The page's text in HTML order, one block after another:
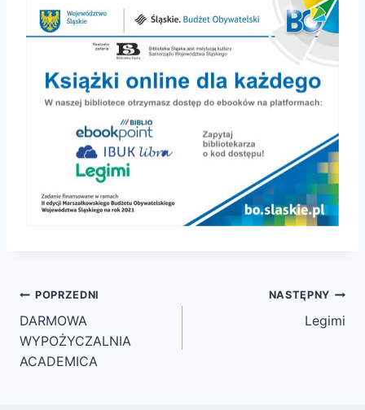
Nawigacja
wpisu
POPRZEDNI
DARMOWA
WYPOŻYCZALNIA
ACADEMICA
NASTĘPNY
Legimi